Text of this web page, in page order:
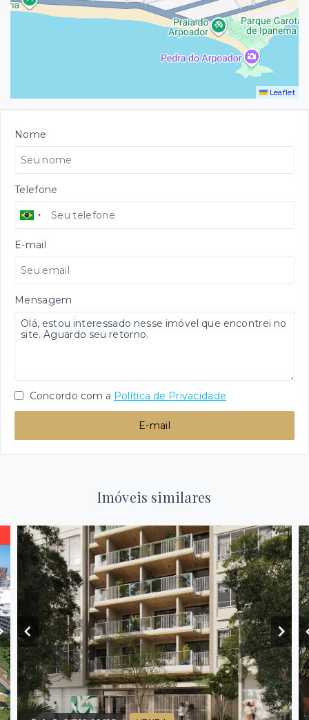
Leaflet
Nome
Telefone
E-mail
Mensagem
Concordo com a Política de Privacidade
E-mail
Imóveis similares